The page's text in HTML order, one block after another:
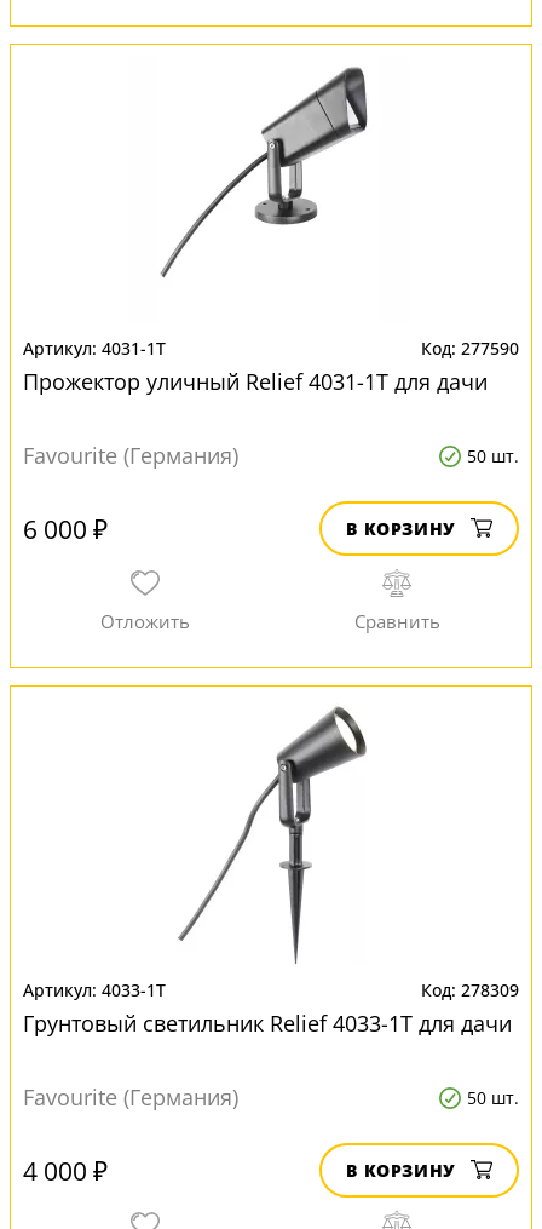
4031-1T 277590
Прожектор уличный Relief 4031-1T для дачи
Favourite (Германия) 50 шт.
6 000 ₽ В КОРЗИНУ
4033-1T 278309
Грунтовый светильник Relief 4033-1T для дачи
Favourite (Германия) 50 шт.
4 000 ₽ В КОРЗИНУ